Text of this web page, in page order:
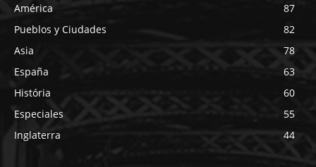
América
87
Pueblos y Ciudades
82
Asia
78
España
63
História
60
Especiales
55
Inglaterra
44